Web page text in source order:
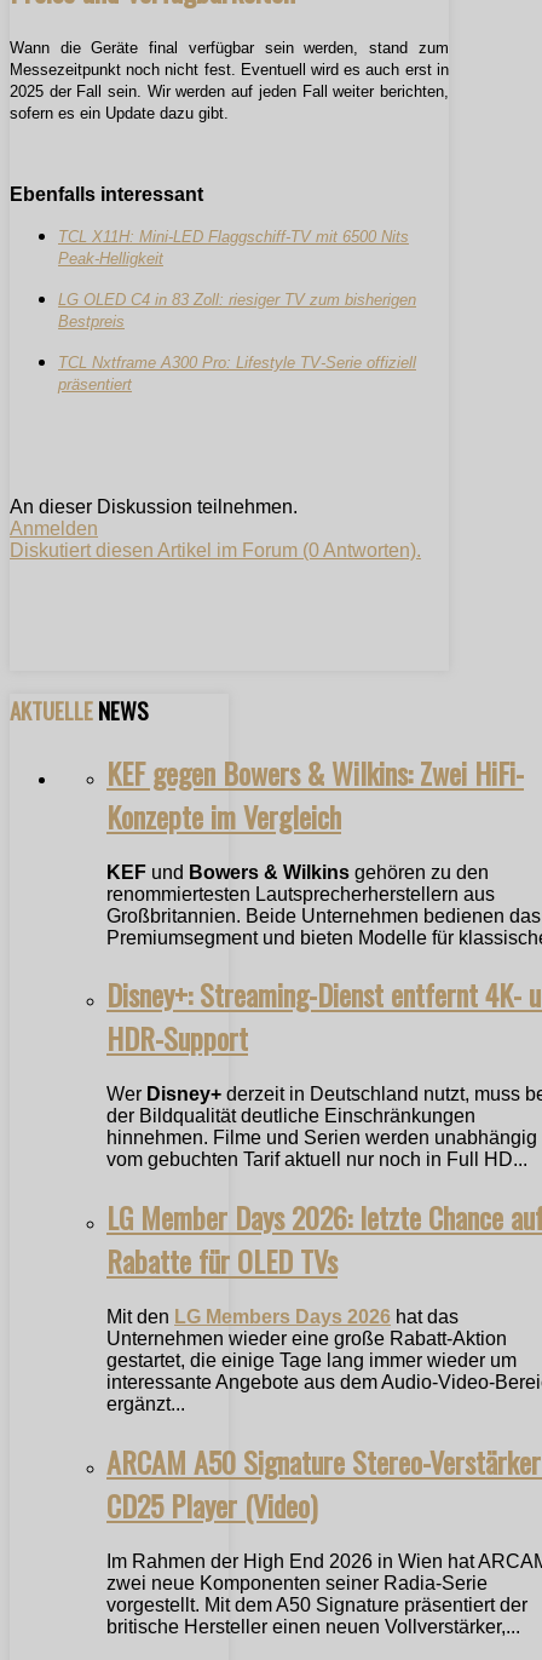
Wann die Geräte final verfügbar sein werden, stand zum
Messezeitpunkt noch nicht fest. Eventuell wird es auch erst in
2025 der Fall sein. Wir werden auf jeden Fall weiter berichten,
sofern es ein Update dazu gibt.
Ebenfalls interessant
TCL X11H: Mini-LED Flaggschiff-TV mit 6500 Nits
Peak-Helligkeit
LG OLED C4 in 83 Zoll: riesiger TV zum bisherigen
Bestpreis
TCL Nxtframe A300 Pro: Lifestyle TV-Serie offiziell
präsentiert
An dieser Diskussion teilnehmen.
Anmelden
Diskutiert diesen Artikel im Forum (0 Antworten).
AKTUELLENEWS
KEF gegen Bowers & Wilkins: Zwei HiFi-
Konzepte im Vergleich
KEF und Bowers & Wilkins gehören zu den
renommiertesten Lautsprecherherstellern aus
Großbritannien. Beide Unternehmen bedienen das
Premiumsegment und bieten Modelle für
Disney+: Streaming-Dienst entfernt 4K-
HDR-Support
Wer Disney+ derzeit in Deutschland nutzt, muss
der Bildqualität deutliche Einschränkungen
hinnehmen. Filme und Serien werden unabhängig
vom gebuchten Tarif aktuell nur noch in Full HD...
LG Member Days 2026: letzte Chance
Rabatte für OLED TVs
Mit den LG Members Days 2026 hat das
Unternehmen wieder eine große Rabatt-Aktion
gestartet, die einige Tage lang immer wieder um
interessante Angebote aus dem Audio-Video-
ergänzt...
ARCAM A50 Signature Stereo-
CD25 Player (Video)
Im Rahmen der High End 2026 in Wien hat
zwei neue Komponenten seiner Radia-Serie
vorgestellt. Mit dem A50 Signature präsentiert der
britische Hersteller einen neuen Vollverstärker,...